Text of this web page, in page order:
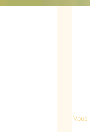
Vous